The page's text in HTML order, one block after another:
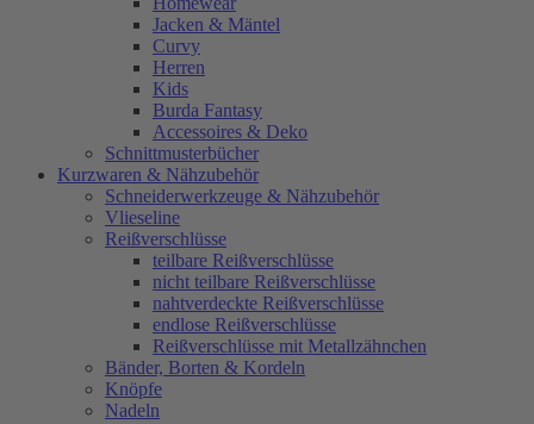
Jacken & Mäntel
Curvy
Herren
Kids
Burda Fantasy
Accessoires & Deko
Schnittmusterbücher
Kurzwaren & Nähzubehör
Schneiderwerkzeuge & Nähzubehör
Vlieseline
Reißverschlüsse
teilbare Reißverschlüsse
nicht teilbare Reißverschlüsse
nahtverdeckte Reißverschlüsse
endlose Reißverschlüsse
Reißverschlüsse mit Metallzähnchen
Bänder, Borten & Kordeln
Knöpfe
Nadeln